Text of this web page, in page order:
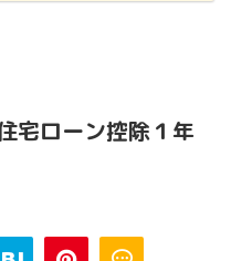
宅ローン控除１年